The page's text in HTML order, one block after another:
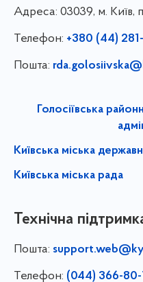
Адреса: 03039, м. Київ,
Телефон: +380 (44)
Пошта:
Голосіївська
Київська міська
Київська міська рада
Технічна
Пошта:
Телефон: (044) 366-80-